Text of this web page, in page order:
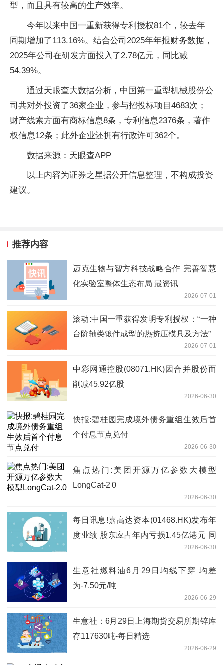
型，而且具有较高的生产效率。
今年以来中国一重新获得专利授权81个，较去年
同期增加了113.16%。结合公司2025年年报财务数据，
2025年公司在研发方面投入了2.78亿元，同比减
54.39%。
通过天眼查大数据分析，中国第一重型机械股份公
司共对外投资了36家企业，参与招投标项目4683次；
财产线索方面有商标信息8条，专利信息2376条，著作
权信息12条；此外企业还拥有行政许可362个。
数据来源：天眼查APP
以上内容为证券之星据公开信息整理，不构成投资
建议。
推荐内容
迈克生物与智方科技战略合作 完善智慧
化实验室整体生态布局 最资讯
2026-07-01
滚动:中国一重获得发明专利授权：“一种
台阶轴类锻件成型的热挤压模具及方法”
2026-07-01
中彩网通控股(08071.HK)因合并股份而
削减45.92亿股
2026-06-30
快报:碧桂园完成境外债务重组生效后首
个付息节点兑付
2026-06-30
焦点热门:美团开源万亿参数大模型
LongCat-2.0
2026-06-30
每日讯息!嘉高达资本(01468.HK)发布年
度业绩 股东应占年内亏损1.45亿港元 同
2026-06-30
生意社燃料油6月29日均线下穿 均差
为-7.50元/吨
2026-06-29
生意社：6月29日上海期货交易所期锌库
存117630吨-每日精选
2026-06-29